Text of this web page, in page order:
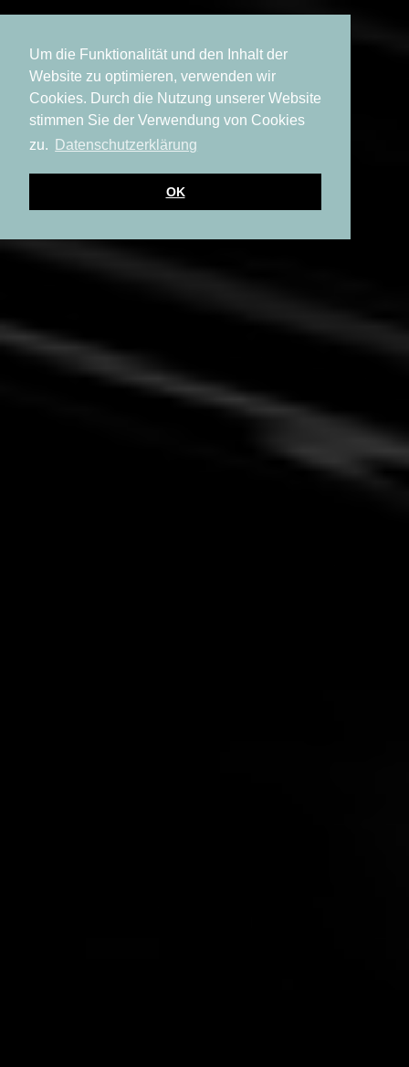
Um die Funktionalität und den Inhalt der
Website zu optimieren, verwenden wir
Cookies. Durch die Nutzung unserer Website
stimmen Sie der Verwendung von Cookies
zu.
Datenschutzerklärung
OK